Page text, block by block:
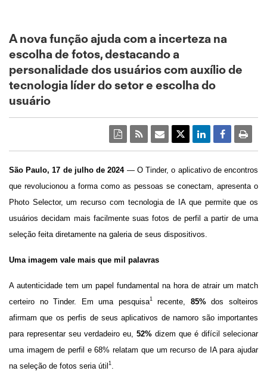
A nova função ajuda com a incerteza na
escolha de fotos, destacando a
personalidade dos usuários com auxílio de
tecnologia líder do setor e escolha do
usuário
São Paulo, 17 de julho de 2024— O Tinder, o aplicativo de encontros
que revolucionou a forma como as pessoas se conectam, apresenta o
Photo Selector, um recurso com tecnologia de IA que permite que os
usuários decidam mais facilmente suas fotos de perfil a partir de uma
seleção feita diretamente na galeria de seus dispositivos.
Uma imagem vale mais que mil palavras
A autenticidade tem um papel fundamental na hora de atrair um match
certeiro no Tinder. Em uma pesquisa1recente, 85%dos solteiros
afirmam que os perfis de seus aplicativos de namoro são importantes
para representar seu verdadeiro eu, 52% dizem que é difícil selecionar
uma imagem de perfil e 68% relatam que um recurso de IA para ajudar
na seleção de fotos seria útil 1.